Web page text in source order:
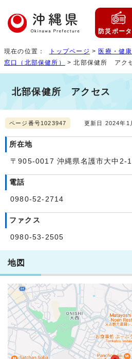
防災ポー
現在の位置： トップページ > 医療・健康
窓口（北部保健所）
> 北部保健所 アク
北部保健所 アクセス
ページ番号1023947 更新日 2024年1
所在地
〒905-0017 沖縄県名護市大中2-
電話
0980-52-2714
ファクス
0980-53-2505
地図